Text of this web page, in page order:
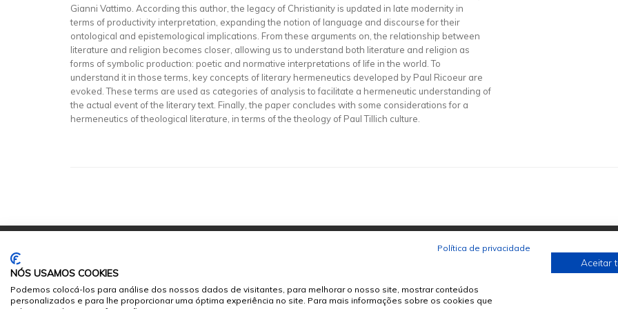
Gianni Vattimo. According this author, the legacy of Christianity is updated in late modernity in
terms of productivity interpretation, expanding the notion of language and discourse for their
ontological and epistemological implications. From these arguments on, the relationship between
literature and religion becomes closer, allowing us to understand both literature and religion as
forms of symbolic production: poetic and normative interpretations of life in the world. To
understand it in those terms, key concepts of literary hermeneutics developed by Paul Ricoeur are
evoked. These terms are used as categories of analysis to facilitate a hermeneutic understanding of
the actual event of the literary text. Finally, the paper concludes with some considerations for a
hermeneutics of theological literature, in terms of the theology of Paul Tillich culture.
© 2026Sumários.org. Todos os Direitos Reservados
Política de privacidade
NÓS USAMOS COOKIES
Podemos colocá-los para análise dos nossos dados de visitantes, para melhorar o nosso site, mostrar conteúdos
personalizados e para lhe proporcionar uma óptima experiência no site. Para mais informações sobre os cookies que
Aceitar